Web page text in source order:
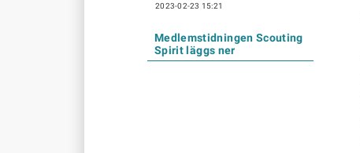
2023-02-23 15:21
Medlemstidningen Scouting
Spirit läggs ner